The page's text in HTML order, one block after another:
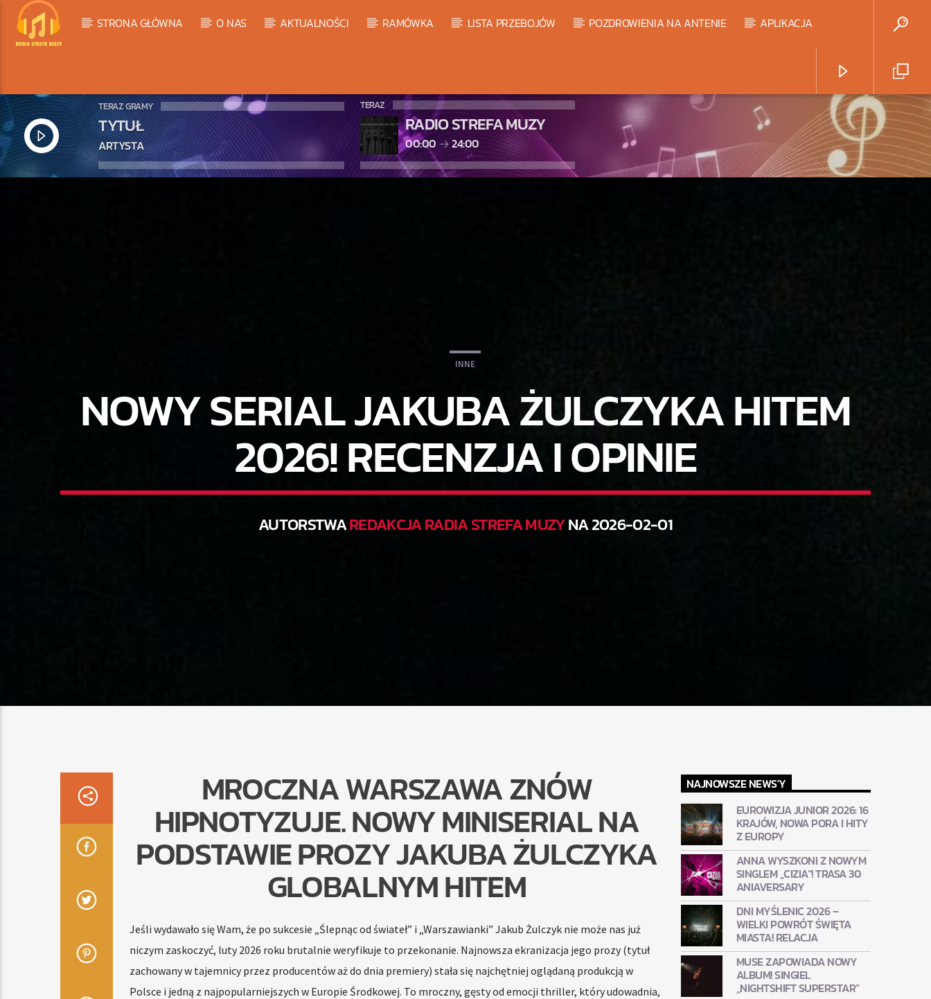
STRONA GŁÓWNA O NAS AKTUALNOŚCI RAMÓWKA LISTA PRZEBOJÓW POZDROWIENIA NA ANTENIE APLIKACJA
TERAZ GRAMY
TYTUŁ
ARTYSTA
TERAZ
RADIO STREFA MUZY
00:00 24:00
INNE
NOWY SERIAL JAKUBA ŻULCZYKA HITEM
2026! RECENZJA I OPINIE
AUTORSTWAREDAKCJA RADIA STREFA MUZYNA 2026-02-01
MROCZNA WARSZAWA ZNÓW
HIPNOTYZUJE. NOWY MINISERIAL NA
PODSTAWIE PROZY JAKUBA ŻULCZYKA
GLOBALNYM HITEM
Jeśli wydawało się Wam, że po sukcesie „Ślepnąc od świateł” i „Warszawianki” Jakub Żulczyk nie może nas już
niczym zaskoczyć, luty 2026 roku brutalnie weryfikuje to przekonanie. Najnowsza ekranizacja jego prozy (tytuł
zachowany w tajemnicy przez producentów aż do dnia premiery) stała się najchętniej oglądaną produkcją w
Polsce i jedną z najpopularniejszych w Europie Środkowej. To mroczny, gęsty od emocji thriller, który udowadnia,
NAJNOWSZE NEWS'Y
EUROWIZJA JUNIOR 2026: 16
KRAJÓW, NOWA PORA I HITY
Z EUROPY
ANNA WYSZKONI Z NOWYM
SINGLEM „CIZIA”! TRASA 30
ANIAVERSARY
DNI MYŚLENIC 2026 –
WIELKI POWRÓT ŚWIĘTA
MIASTA! RELACJA
MUSE ZAPOWIADA NOWY
ALBUM! SINGIEL
„NIGHTSHIFT SUPERSTAR”